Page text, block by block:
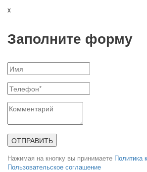
x
Заполните форму
ОТПРАВИТЬ
Нажимая на кнопку вы принимаете Политика
Пользовательское соглашение